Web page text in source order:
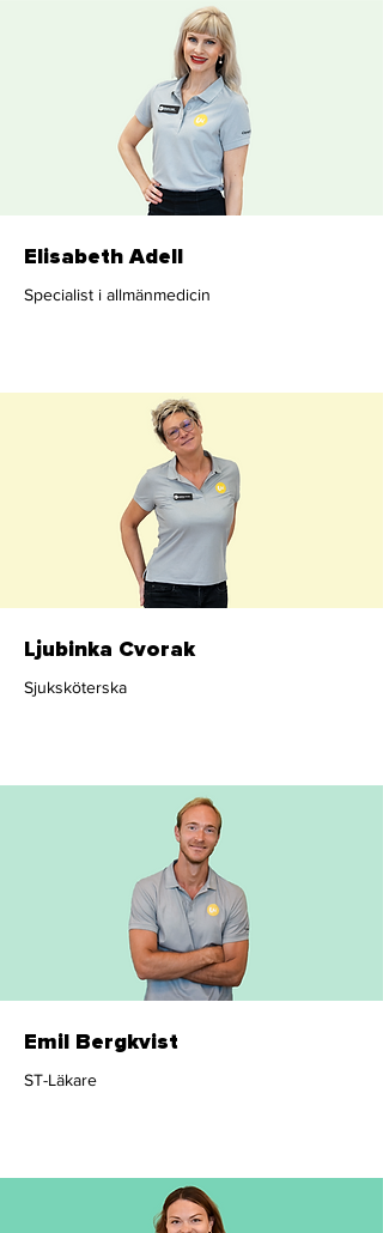
Elisabeth Adell
Specialist i allmänmedicin
Ljubinka Cvorak
Sjuksköterska
Emil Bergkvist
ST-Läkare